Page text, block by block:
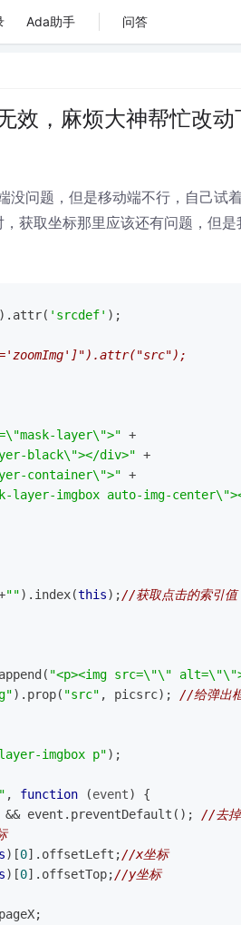
Ada助手 问答
效，麻烦大神帮忙改动
没问题，但是移动端不行，自己试
获取坐标那里应该还有问题，但
).attr( 'srcdef' );
layer\">" +
black\"></div>" +
container\">" +
imgbox auto-img-
"").index(this);//获取点击的索引值
"<p><img src=\"\"
).prop( "src" , picsrc); //给弹出
imgbox p");
, function (event) {
event.preventDefault();
//去掉
)[0].offsetLeft;//x坐标
)[0].offsetTop;//y坐标